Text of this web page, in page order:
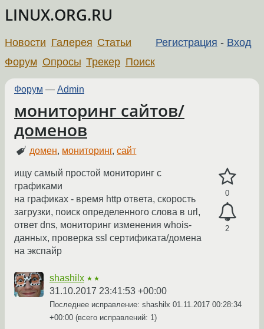
LINUX.ORG.RU
Регистрация - Вход
Новости Галерея Статьи
Форум Опросы Трекер Поиск
Форум — Admin
мониторинг сайтов/
доменов
домен, мониторинг,сайт
0
2
ищу самый простой мониторинг с
графиками
на графиках - время http ответа, скорость
загрузки, поиск определенного слова в url,
ответ dns, мониторинг изменения whois-
данных, проверка ssl сертификата/домена
на экспайр
shashilx ★★
31.10.2017 23:41:53 +00:00
Последнее исправление: shashilx 01.11.2017 00:28:34
+00:00 (всего исправлений: 1)